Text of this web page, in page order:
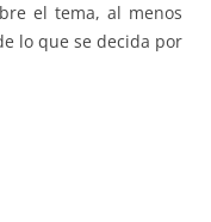
el tema, al menos
lo que se decida por